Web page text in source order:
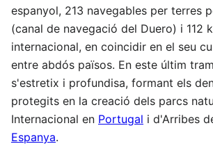
espanyol, 213 navegables per terres
(canal de navegació del Duero) i 112
internacional, en coincidir en el seu
entre abdós països. En este últim
s'estretix i profundisa, formant els
protegits en la creació dels parcs
Internacional en Portugal i d'Arribes
Espanya.​